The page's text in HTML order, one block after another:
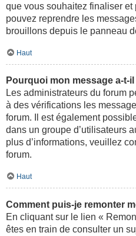
que vous souhaitez finaliser
pouvez reprendre les
brouillons depuis le panneau
Haut
Pourquoi mon message a-t-
Les administrateurs du forum
à des vérifications les
forum. Il est également
dans un groupe d’utilisateurs
plus d’informations, veuillez
forum.
Haut
Comment puis-je remonter
En cliquant sur le lien «
êtes en train de consulter un